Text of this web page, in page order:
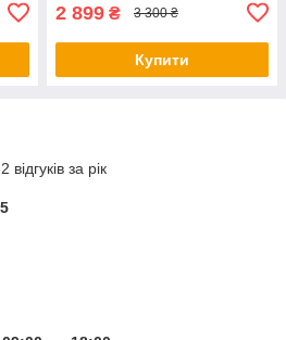
2 899 ₴ 3 300 ₴
Купити
за рік